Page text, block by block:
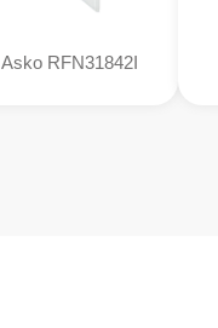
Asko RFN31842I